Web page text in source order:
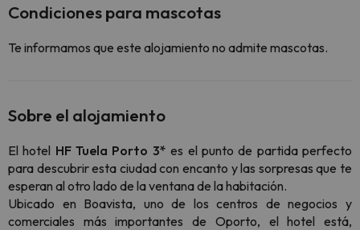
Condiciones para mascotas
Te informamos que este alojamiento no admite mascotas.
Sobre el alojamiento
El hotel HF Tuela Porto 3* es el punto de partida perfecto
para descubrir esta ciudad con encanto y las sorpresas que te
esperan al otro lado de la ventana de la habitación.
Ubicado en Boavista, uno de los centros de negocios y
comerciales más importantes de Oporto, el hotel está,